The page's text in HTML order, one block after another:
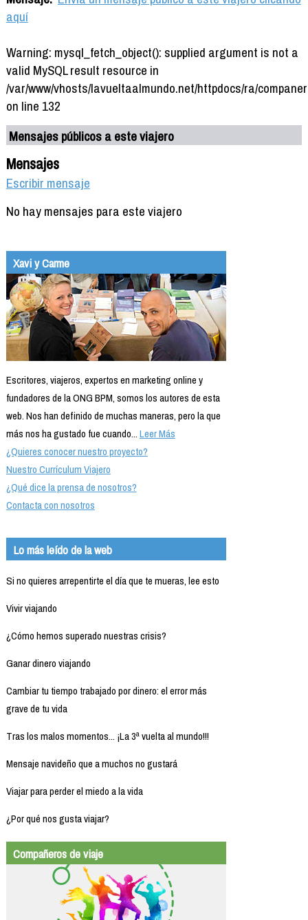
aquí
Warning: mysql_fetch_object(): supplied argument is not a
valid MySQL result resource in
/var/www/vhosts/lavueltaalmundo.net/httpdocs/ra/
on line 132
Mensajes públicos a este viajero
Mensajes
Escribir mensaje
No hay mensajes para este viajero
Xavi y Carme
Escritores, viajeros, expertos en marketing online y
fundadores de la ONG BPM, somos los autores de esta
web. Nos han definido de muchas maneras, pero la que
más nos ha gustado fue cuando...Leer Más
¿Quieres conocer nuestro proyecto?
Nuestro Currículum Viajero
¿Qué dice la prensa de nosotros?
Contacta con nosotros
Lo más leído de la web
Si no quieres arrepentirte el día que te mueras, lee esto
Vivir viajando
¿Cómo hemos superado nuestras crisis?
Ganar dinero viajando
Cambiar tu tiempo trabajado por dinero: el error más
grave de tu vida
Tras los malos momentos... ¡La 3ª vuelta al mundo!!!
Mensaje navideño que a muchos no gustará
Viajar para perder el miedo a la vida
¿Por qué nos gusta viajar?
Compañeros de viaje